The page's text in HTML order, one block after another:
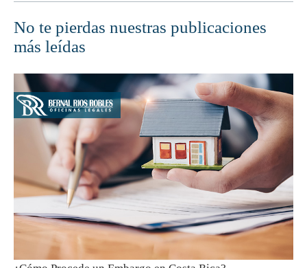
No te pierdas nuestras publicaciones
más leídas